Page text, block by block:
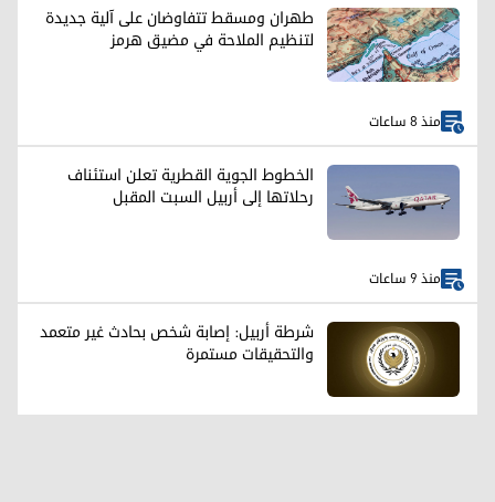
طهران ومسقط تتفاوضان على آلية جديدة
لتنظيم الملاحة في مضيق هرمز
منذ 8 ساعات
الخطوط الجوية القطرية تعلن استئناف
رحلاتها إلى أربيل السبت المقبل
منذ 9 ساعات
شرطة أربيل: إصابة شخص بحادث غير متعمد
والتحقيقات مستمرة